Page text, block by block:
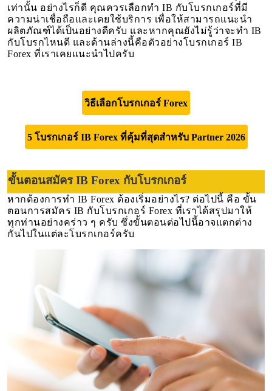
เท่านั้น อย่างไรก็ดี คุณควรเลือกทำ IB กับโบรกเกอร์ที่มี
ความน่าเชื่อถือและเคยใช้บริการ เพื่อให้สามารถแนะนำ
ผลิตภัณฑ์ได้เป็นอย่างดีครับ และหากคุณยังไม่รู้ว่าจะทำ IB
กับโบรกไหนดี และด้านล่างนี้คือตัวอย่างโบรกเกอร์ IB
Forex ที่เราเคยแนะนำไปครับ
วิธีเลือกโบรกเกอร์ Forex
5 โบรกเกอร์ IB Forex ที่คุ้มที่สุดสำหรับ Partner 2026
ขั้นตอนสมัคร IB Forex กับโบรกเกอร์
หากต้องการทำ IB Forex ต้องเริ่มอย่างไร? ต่อไปนี้ คือ ขั้น
ตอนการสมัคร IB กับโบรกเกอร์ Forex ที่เราได้สรุปมาให้
ทุกท่านอย่างคร่าว ๆ ครับ ซึ่งขั้นตอนต่อไปนี้อาจแตกต่าง
กันไปในแต่ละโบรกเกอร์ครับ